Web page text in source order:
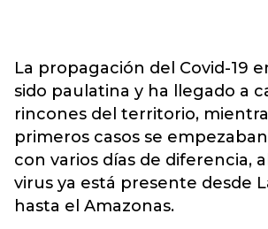
La propagación del Covid-19
sido paulatina y ha llegado a
rincones del territorio,
primeros casos se
con varios días de diferencia,
virus ya está presente desde
hasta el Amazonas.